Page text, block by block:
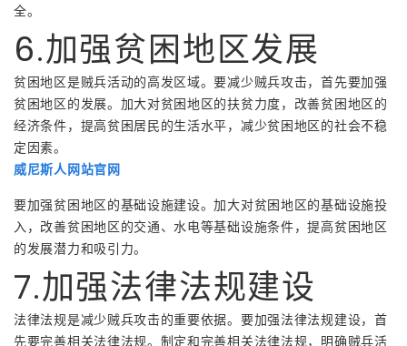
全。
6.加强贫困地区发展
贫困地区是贼兵活动的高发区域。要减少贼兵攻击，首先要加强
贫困地区的发展。加大对贫困地区的扶贫力度，改善贫困地区的
经济条件，提高贫困居民的生活水平，减少贫困地区的社会不稳
定因素。
威尼斯人网站官网
要加强贫困地区的基础设施建设。加大对贫困地区的基础设施投
入，改善贫困地区的交通、水电等基础设施条件，提高贫困地区
的发展潜力和吸引力。
7.加强法律法规建设
法律法规是减少贼兵攻击的重要依据。要加强法律法规建设，首
先要完善相关法律法规。制定和完善相关法律法规，明确贼兵活